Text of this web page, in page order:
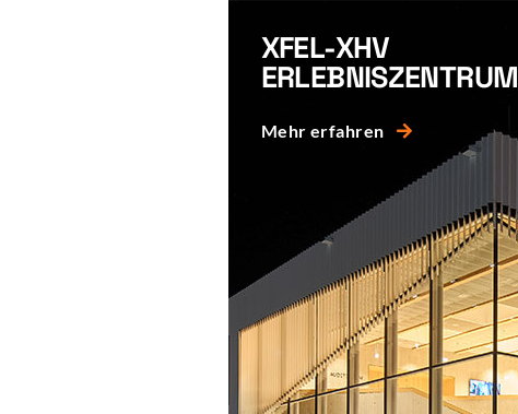
XFEL-XHV
ERLEBNISZENTRUM
Mehr erfahren